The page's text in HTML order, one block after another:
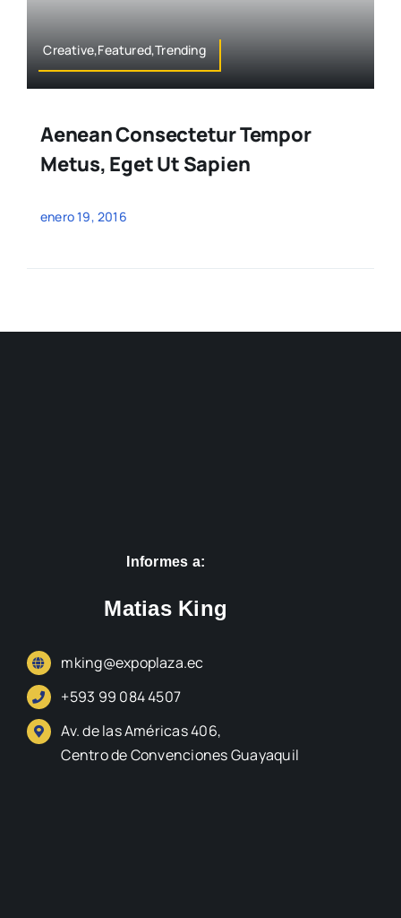
Creative,Featured,Trending
Aenean Consectetur Tempor
Metus, Eget Ut Sapien
enero 19, 2016
Informes a:
Matias King
mking@expoplaza.ec
+593 99 084 4507
Av. de las Américas 406,
Centro de Convenciones Guayaquil